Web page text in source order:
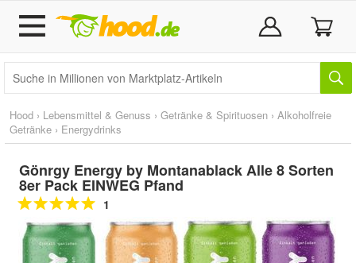
Hood › Lebensmittel & Genuss › Getränke & Spirituosen › Alkoholfreie
Getränke › Energydrinks
Gönrgy Energy by Montanablack Alle 8 Sorten
8er Pack EINWEG Pfand
1